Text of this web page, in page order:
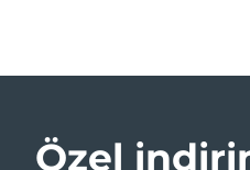
Özel